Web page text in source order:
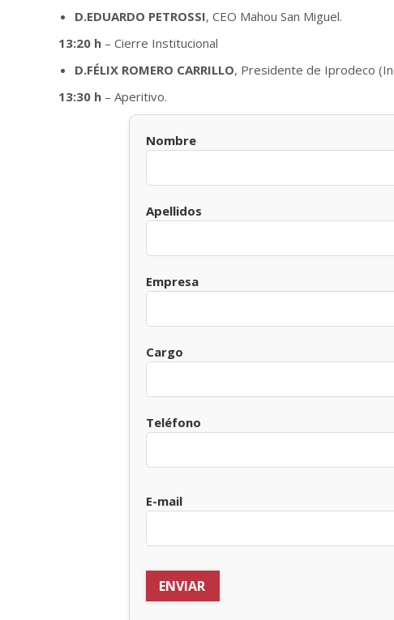
D.EDUARDO PETROSSI, CEO Mahou San Miguel.
13:20 h – Cierre Institucional
D.FÉLIX ROMERO CARRILLO, Presidente de Iprodeco
13:30 h – Aperitivo.
Nombre
Apellidos
Empresa
Cargo
Teléfono
E-mail